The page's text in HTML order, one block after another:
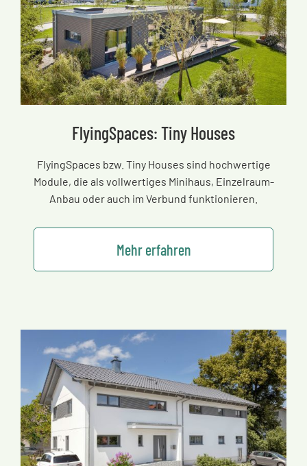
FlyingSpaces: Tiny Houses
FlyingSpaces bzw. Tiny Houses sind hochwertige
Module, die als vollwertiges Minihaus, Einzelraum-
Anbau oder auch im Verbund funktionieren.
Mehr erfahren